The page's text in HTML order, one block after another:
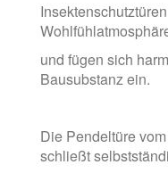
und fügen sich
Bausubstanz ein.
Die Pendeltüre
schließt